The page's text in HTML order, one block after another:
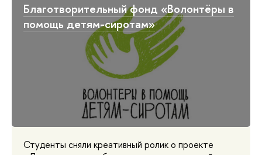
Благотворительный фонд «Волонтёры в
помощь детям-сиротам»
Студенты сняли креативный ролик о проекте